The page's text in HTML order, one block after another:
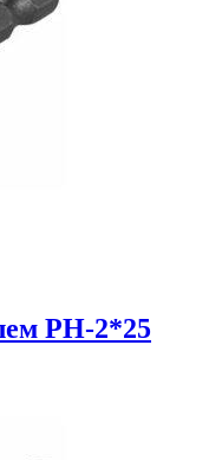
PH-2*25